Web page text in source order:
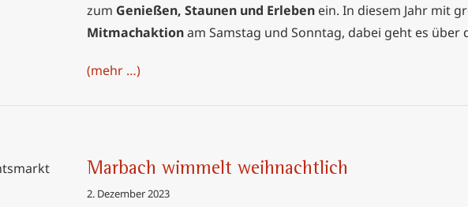
zum Genießen, Staunen und Erleben ein. In diesem Jahr mit
Mitmachaktionam Samstag und Sonntag, dabei geht es über
(mehr …)
Marbach wimmelt weihnachtlich
2. Dezember 2023